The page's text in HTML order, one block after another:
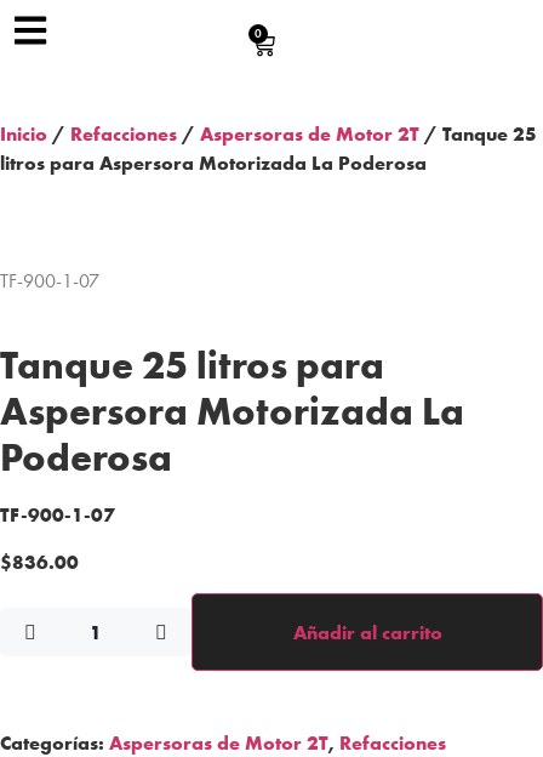
0
Inicio / Refacciones / Aspersoras de Motor 2T / Tanque 25
litros para Aspersora Motorizada La Poderosa
TF-900-1-07
Tanque 25 litros para
Aspersora Motorizada La
Poderosa
TF-900-1-07
$836.00
Añadir al carrito
Categorías: Aspersoras de Motor 2T, Refacciones